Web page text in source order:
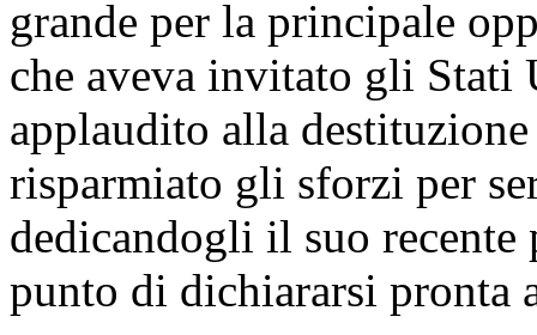
grande per la principale
che aveva invitato gli Stati
applaudito alla
risparmiato gli sforzi per
dedicandogli il suo
punto di dichiararsi pronta